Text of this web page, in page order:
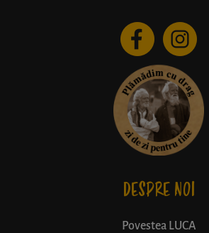
DESPRE NOI
Povestea LUCA